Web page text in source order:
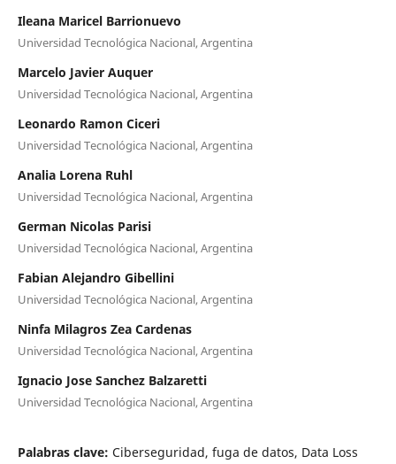
Ileana Maricel Barrionuevo
Universidad Tecnológica Nacional, Argentina
Marcelo Javier Auquer
Universidad Tecnológica Nacional, Argentina
Leonardo Ramon Ciceri
Universidad Tecnológica Nacional, Argentina
Analia Lorena Ruhl
Universidad Tecnológica Nacional, Argentina
German Nicolas Parisi
Universidad Tecnológica Nacional, Argentina
Fabian Alejandro Gibellini
Universidad Tecnológica Nacional, Argentina
Ninfa Milagros Zea Cardenas
Universidad Tecnológica Nacional, Argentina
Ignacio Jose Sanchez Balzaretti
Universidad Tecnológica Nacional, Argentina
Palabras clave: Ciberseguridad, fuga de datos, Data Loss